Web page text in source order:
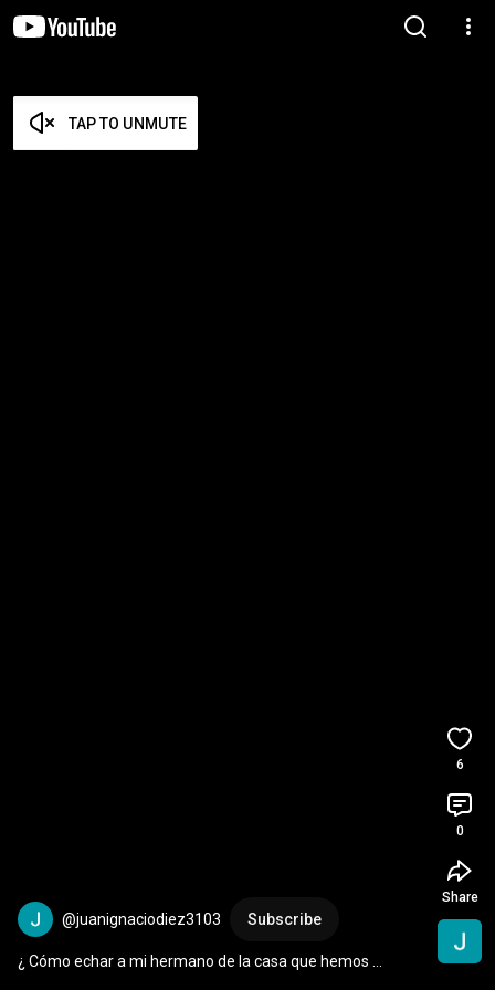
TAP TO UNMUTE
@juanignaciodiez3103 Subscribe
¿ Cómo echar a mi hermano de la casa que hemos
6
0
Share